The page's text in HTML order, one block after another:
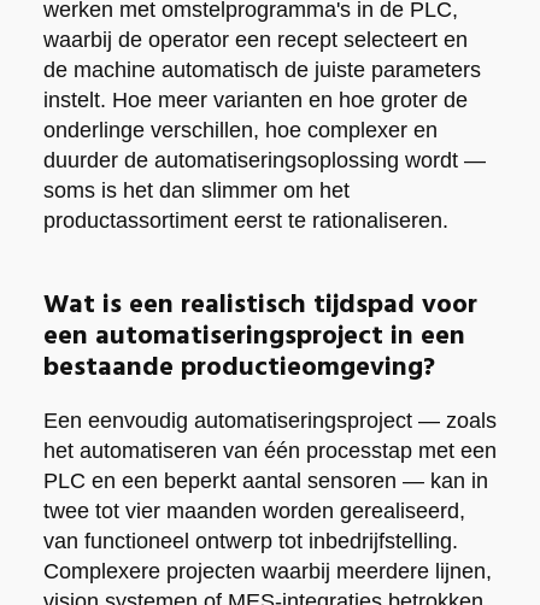
werken met omstelprogramma's in de PLC,
waarbij de operator een recept selecteert en
de machine automatisch de juiste parameters
instelt. Hoe meer varianten en hoe groter de
onderlinge verschillen, hoe complexer en
duurder de automatiseringsoplossing wordt —
soms is het dan slimmer om het
productassortiment eerst te rationaliseren.
Wat is een realistisch tijdspad voor
een automatiseringsproject in een
bestaande productieomgeving?
Een eenvoudig automatiseringsproject — zoals
het automatiseren van één processtap met een
PLC en een beperkt aantal sensoren — kan in
twee tot vier maanden worden gerealiseerd,
van functioneel ontwerp tot inbedrijfstelling.
Complexere projecten waarbij meerdere lijnen,